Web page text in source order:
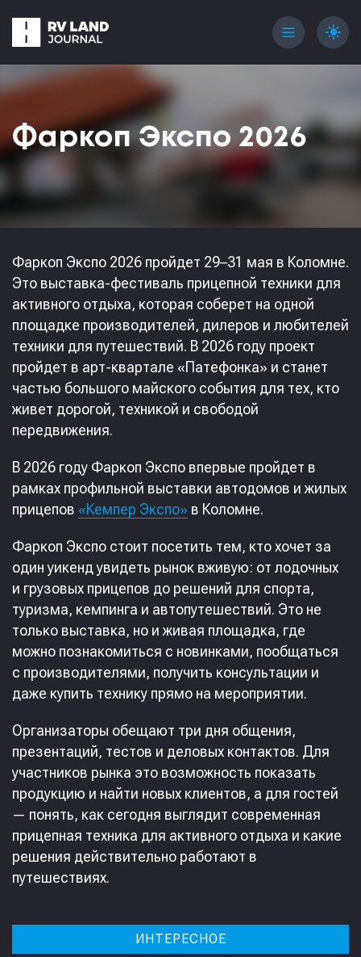
menu light_mode
Фаркоп Экспо 2026
Фаркоп Экспо 2026 пройдет 29–31 мая в Коломне.
Это выставка-фестиваль прицепной техники для
активного отдыха, которая соберет на одной
площадке производителей, дилеров и любителей
техники для путешествий. В 2026 году проект
пройдет в арт-квартале «Патефонка» и станет
частью большого майского события для тех, кто
живет дорогой, техникой и свободой
передвижения.
В 2026 году Фаркоп Экспо впервые пройдет в
рамках профильной выставки автодомов и жилых
прицепов «Кемпер Экспо» в Коломне.
Фаркоп Экспо стоит посетить тем, кто хочет за
один уикенд увидеть рынок вживую: от лодочных
и грузовых прицепов до решений для спорта,
туризма, кемпинга и автопутешествий. Это не
только выставка, но и живая площадка, где
можно познакомиться с новинками, пообщаться
с производителями, получить консультации и
даже купить технику прямо на мероприятии.
Организаторы обещают три дня общения,
презентаций, тестов и деловых контактов. Для
участников рынка это возможность показать
продукцию и найти новых клиентов, а для гостей
— понять, как сегодня выглядит современная
прицепная техника для активного отдыха и какие
решения действительно работают в
путешествиях.
ИНТЕРЕСНОЕ